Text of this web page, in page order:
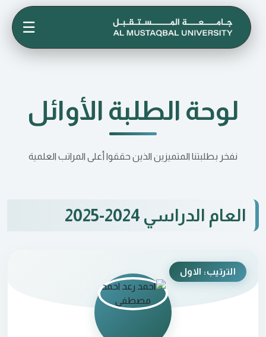
☰
لوحة الطلبة الأوائل
نفخر بطلبتنا المتميزين الذين حققوا أعلى المراتب العلمية
العام الدراسي 2024-2025
الترتيب: الاول